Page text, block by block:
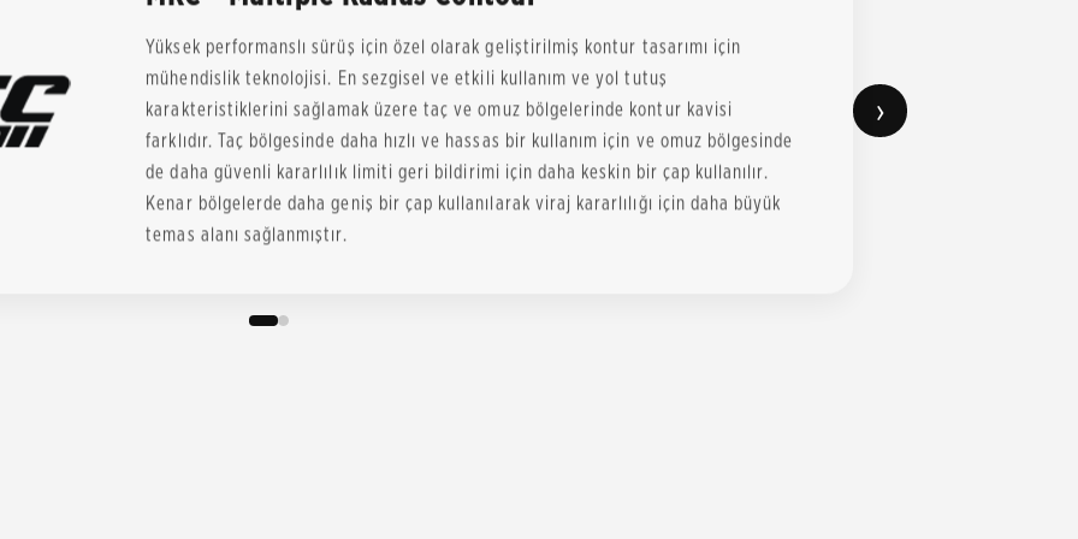
Yüksek performanslı sürüş için özel olarak geliştirilmiş kontur tasarımı için
mühendislik teknolojisi. En sezgisel ve etkili kullanım ve yol tutuş
karakteristiklerini sağlamak üzere taç ve omuz bölgelerinde kontur kavisi
farklıdır. Taç bölgesinde daha hızlı ve hassas bir kullanım için ve omuz bölgesinde
de daha güvenli kararlılık limiti geri bildirimi için daha keskin bir çap kullanılır.
Kenar bölgelerde daha geniş bir çap kullanılarak viraj kararlılığı için daha büyük
temas alanı sağlanmıştır.
›